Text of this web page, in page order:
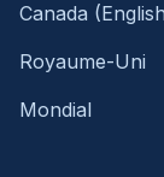
Canada
Royaume-Uni
Mondial